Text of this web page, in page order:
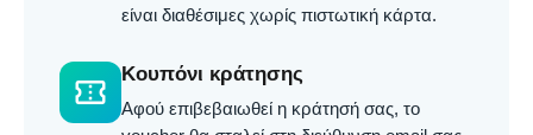
είναι διαθέσιμες χωρίς πιστωτική κάρτα.
confirmation_number
Κουπόνι κράτησης
Αφού επιβεβαιωθεί η κράτησή σας, το